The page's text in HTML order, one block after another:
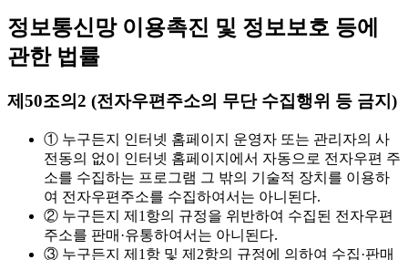
정보통신망 이용촉진 및 정보보호 등에
관한 법률
제50조의2 (전자우편주소의 무단 수집행위 등 금지)
① 누구든지 인터넷 홈페이지 운영자 또는 관리자의 사
전동의 없이 인터넷 홈페이지에서 자동으로 전자우편 주
소를 수집하는 프로그램 그 밖의 기술적 장치를 이용하
여 전자우편주소를 수집하여서는 아니된다.
② 누구든지 제1항의 규정을 위반하여 수집된 전자우편
주소를 판매·유통하여서는 아니된다.
③ 누구든지 제1항 및 제2항의 규정에 의하여 수집·판매